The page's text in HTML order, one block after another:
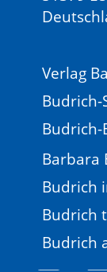
Verlag
Budrich-
Budrich-
Barbara
Budrich
Budrich
Budrich